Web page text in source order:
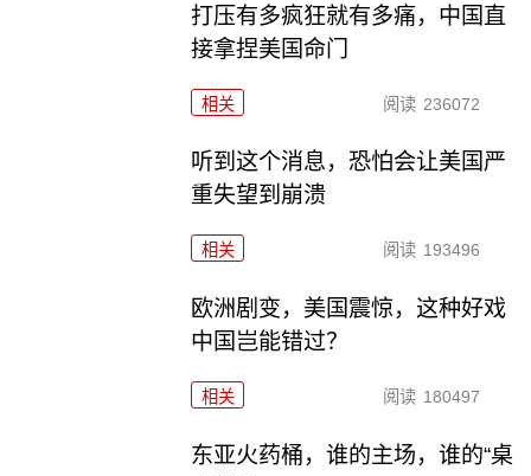
打压有多疯狂就有多痛，中国直
接拿捏美国命门
相关 阅读 236072
听到这个消息，恐怕会让美国严
重失望到崩溃
相关 阅读 193496
欧洲剧变，美国震惊，这种好戏
中国岂能错过？
相关 阅读 180497
东亚火药桶，谁的主场，谁的“桌